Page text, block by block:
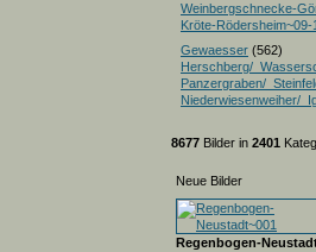
Weinbergschnecke-
Kröte-Rödersheim~09-
Gewaesser (562)
Herschberg/
Panzergraben/
Niederwiesenweiher/
8677 Bilder in 2401
Neue Bilder
Regenbogen-